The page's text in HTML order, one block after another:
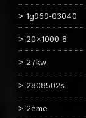
1g969-03040
20×1000-8
27kw
2808502s
2ème